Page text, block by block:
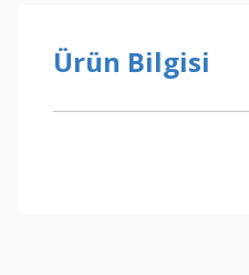
Ürün Bilgisi